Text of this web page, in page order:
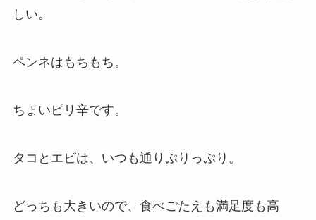
しい。
ペンネはもちもち。
ちょいピリ辛です。
タコとエビは、いつも通りぷりっぷり。
どっちも大きいので、食べごたえも満足度も高